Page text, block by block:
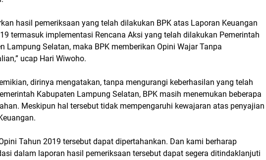
hasil pemeriksaan yang telah dilakukan BPK atas Laporan Keuangan
termasuk implementasi Rencana Aksi yang telah dilakukan Pemerintah
Lampung Selatan, maka BPK memberikan Opini Wajar Tanpa
ucap Hari Wiwoho.
dirinya mengatakan, tanpa mengurangi keberhasilan yang telah
Kabupaten Lampung Selatan, BPK masih menemukan beberapa
Meskipun hal tersebut tidak mempengaruhi kewajaran atas penyajian
Tahun 2019 tersebut dapat dipertahankan. Dan kami berharap
dalam laporan hasil pemeriksaan tersebut dapat segera ditindaklanjuti